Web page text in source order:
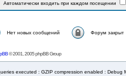
входить при каждом посещении
Нет новых сообщений Форум закрыт
© 2001, 2005 phpBB Group
executed : GZIP compression enabled : Debug